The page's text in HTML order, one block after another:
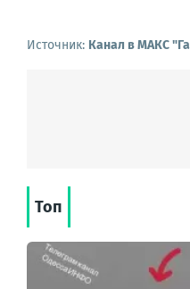
Источник: Канал в МАКС
Топ